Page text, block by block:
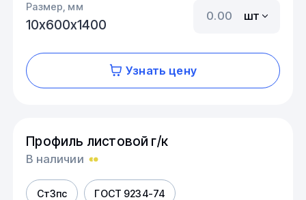
Размер, мм
10х600х1400
шт
Узнать цену
Профиль листовой г/к
В наличии
Ст3пс ГОСТ 9234-74